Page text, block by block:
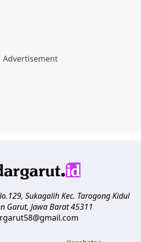
Sukagalih Kec. Tarogong Kidul
Garut, Jawa Barat45311